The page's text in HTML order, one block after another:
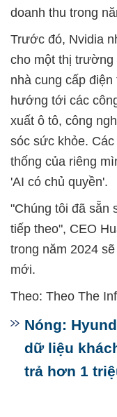
doanh thu trong
Trước đó, Nvidia
cho một thị
nhà cung cấp
hướng tới các
xuất ô tô, công
sóc sức khỏe.
thống của riêng
'AI có chủ quyền'.
"Chúng tôi đã sẵn
tiếp theo", CEO
trong năm 2024
mới.
Theo: Theo The
Nóng:
dữ liệu
trả hơn 1